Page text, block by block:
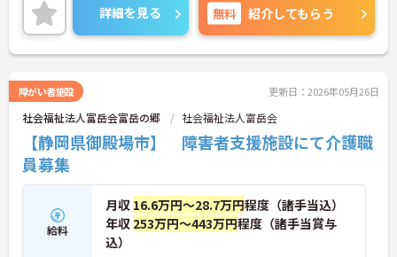
詳細を見る 無料 紹介してもらう
障がい者施設 更新日：2026年05月26日
社会福祉法人富岳会富岳の郷 社会福祉法人富岳会
【静岡県御殿場市】 障害者支援施設にて介護職
員募集
給料
月収 16.6万円～28.7万円程度（諸手当込）
年収 253万円～443万円程度（諸手当賞与
込）